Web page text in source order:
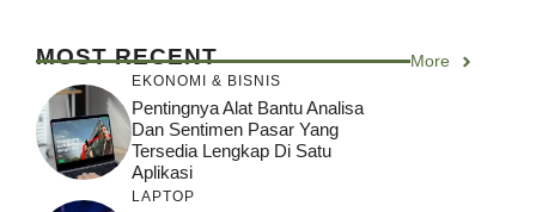
MOST RECENT More
EKONOMI & BISNIS
Pentingnya Alat Bantu Analisa
Dan Sentimen Pasar Yang
Tersedia Lengkap Di Satu
Aplikasi
LAPTOP